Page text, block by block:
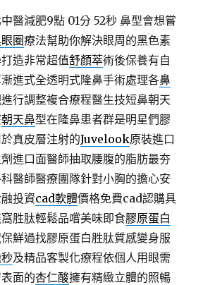
醫減肥9點 01分 52秒 鼻型會想嘗
圈療法幫助你解決眼周的黑色素
造非常超值舒顏萃術後保養有自
進式全透明式隆鼻手術處理各鼻
行調整複合療程醫生技短鼻朝天
朝天鼻型在隆鼻患者群是明星們膠
真皮層注射的Juvelook原裝進口
進口面醫師抽取腰腹的脂肪最夯
醫師醫療團隊針對小胸的擔心安
投資cad軟體價格免費cad認購具
胜肽輕鬆品嚐美味即食膠原蛋白
鮮過找膠原蛋白胜肽質感變身服
及精品客製化療程依個人用眼需
面的杏仁酸擁有精緻立體的照暢